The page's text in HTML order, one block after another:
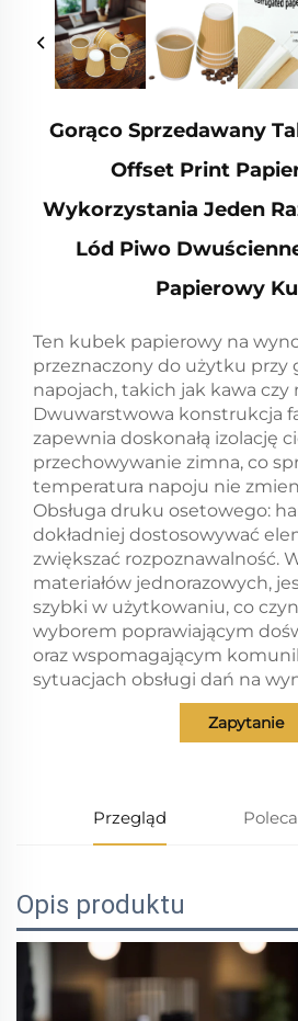
Gorąco Sprzedawany
Offset Print
Wykorzystania Jeden
Lód Piwo
Papierowy
Ten kubek papierowy na
przeznaczony do użytku przy
napojach, takich jak kawa czy
Dwuwarstwowa konstrukcja
zapewnia doskonałą izolację
przechowywanie zimna, co
temperatura napoju nie
Obsługa druku osetowego:
dokładniej dostosowywać
zwiększać rozpoznawalność.
materiałów jednorazowych,
szybki w użytkowaniu, co
wyborem poprawiającym
oraz wspomagającym
sytuacjach obsługi dań na
Zapytanie
Przegląd
Opis produktu